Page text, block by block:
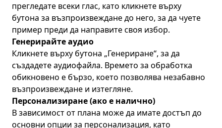
прегледате всеки глас, като кликнете върху
бутона за възпроизвеждане до него, за да чуете
пример преди да направите своя избор.
Генерирайте аудио
Кликнете върху бутона „Генериране“, за да
създадете аудиофайла. Времето за обработка
обикновено е бързо, което позволява незабавно
възпроизвеждане и изтегляне.
Персонализиране (ако е налично)
В зависимост от плана може да имате достъп до
основни опции за персонализация, като